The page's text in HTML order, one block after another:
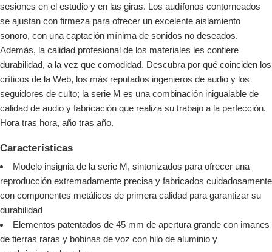
sesiones en el estudio y en las giras. Los audífonos contorneados
se ajustan con firmeza para ofrecer un excelente aislamiento
sonoro, con una captación mínima de sonidos no deseados.
Además, la calidad profesional de los materiales les confiere
durabilidad, a la vez que comodidad. Descubra por qué coinciden los
críticos de la Web, los más reputados ingenieros de audio y los
seguidores de culto; la serie M es una combinación inigualable de
calidad de audio y fabricación que realiza su trabajo a la perfección.
Hora tras hora, año tras año.
Características
Modelo insignia de la serie M, sintonizados para ofrecer una
reproducción extremadamente precisa y fabricados cuidadosamente
con componentes metálicos de primera calidad para garantizar su
durabilidad
Elementos patentados de 45 mm de apertura grande con imanes
de tierras raras y bobinas de voz con hilo de aluminio y